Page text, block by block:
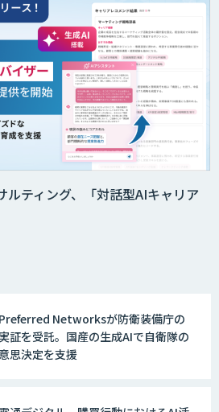
ルティング、「対話型AIキャリア
Preferred Networksが防衛装備庁の
証を受託。国産の生成AIで自衛隊の
意思決定を支援